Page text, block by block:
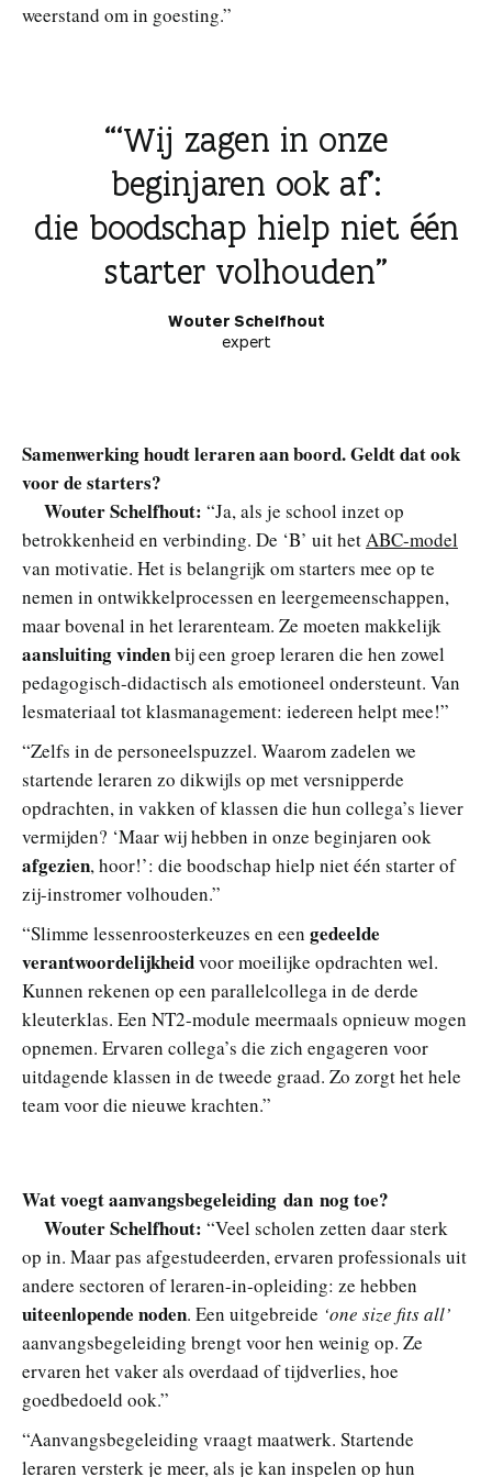
weerstand om in goesting.”
‘Wij zagen in onze
beginjaren ook af’:
die boodschap hielp niet één
starter volhouden
Wouter Schelfhout
expert
Samenwerking houdt leraren aan boord. Geldt dat ook
voor de starters?
Wouter Schelfhout: “Ja, als je school inzet op
betrokkenheid en verbinding. De ‘B’ uit hetABC-model
van motivatie. Het is belangrijk om starters mee op te
nemen in ontwikkelprocessen en leergemeenschappen,
maar bovenal in het lerarenteam. Ze moeten makkelijk
aansluiting vindenbij een groep leraren die hen zowel
pedagogisch-didactisch als emotioneel ondersteunt. Van
lesmateriaal tot klasmanagement: iedereen helpt mee!”
“Zelfs in de personeelspuzzel. Waarom zadelen we
startende leraren zo dikwijls op met versnipperde
opdrachten, in vakken of klassen die hun collega’s liever
vermijden? ‘Maar wij hebben in onze beginjaren ook
afgezien, hoor!’: die boodschap hielp niet één starter of
zij-instromer volhouden.”
“Slimme lessenroosterkeuzes en een gedeelde
verantwoordelijkheidvoor moeilijke opdrachten wel.
Kunnen rekenen op een parallelcollega in de derde
kleuterklas. Een NT2-module meermaals opnieuw mogen
opnemen. Ervaren collega’s die zich engageren voor
uitdagende klassen in de tweede graad. Zo zorgt het hele
team voor die nieuwe krachten.”
Wat voegt aanvangsbegeleiding dan nog toe?
Wouter Schelfhout: “Veel scholen zetten daar sterk
op in. Maar pas afgestudeerden, ervaren professionals uit
andere sectoren of leraren-in-opleiding: ze hebben
uiteenlopende noden. Een uitgebreide ‘one size fits all’
aanvangsbegeleiding brengt voor hen weinig op. Ze
ervaren het vaker als overdaad of tijdverlies, hoe
goedbedoeld ook.”
“Aanvangsbegeleiding vraagt maatwerk. Startende
leraren versterk je meer, als je kan inspelen op hun